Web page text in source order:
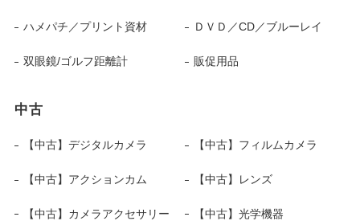
ハメパチ／プリント資材 ＤＶＤ／CD／ブルーレイ
双眼鏡/ゴルフ距離計 販促用品
中古
【中古】デジタルカメラ 【中古】フィルムカメラ
【中古】アクションカム 【中古】レンズ
【中古】カメラアクセサリー 【中古】光学機器